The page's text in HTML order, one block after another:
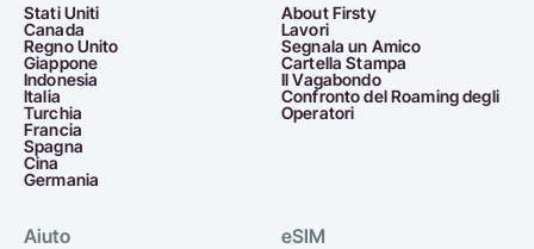
Stati Uniti
Canada
Regno Unito
Giappone
Indonesia
Italia
Turchia
Francia
Spagna
Cina
Germania
About Firsty
Lavori
Segnala un Amico
Cartella Stampa
Il Vagabondo
Confronto del Roaming degli
Operatori
Aiuto eSIM